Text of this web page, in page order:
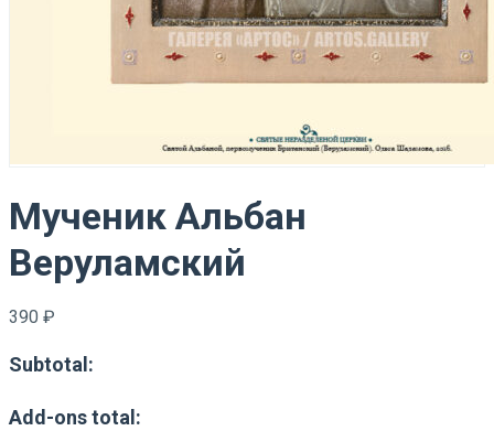
Мученик Альбан
Веруламский
390 ₽
Subtotal:
Add-ons total: